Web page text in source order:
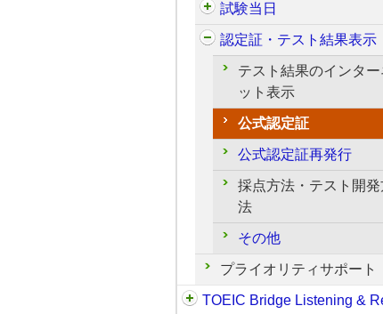
試験当日
認定証・テスト結果表示
テスト結果のインター
ット表示
公式認定証
公式認定証再発行
採点方法・テスト開発
法
その他
プライオリティサポート
TOEIC Bridge Listening &